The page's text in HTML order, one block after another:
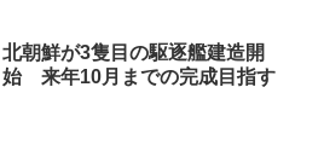
北朝鮮が3隻目の駆逐艦建造開
始 来年10月までの完成目指す